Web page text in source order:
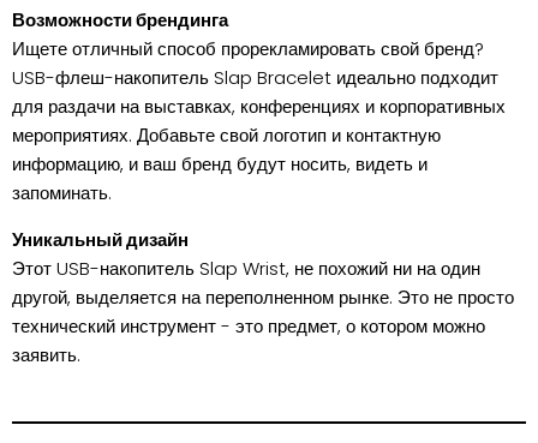
Возможности брендинга
Ищете отличный способ прорекламировать свой бренд?
USB-флеш-накопитель Slap Bracelet идеально подходит
для раздачи на выставках, конференциях и корпоративных
мероприятиях. Добавьте свой логотип и контактную
информацию, и ваш бренд будут носить, видеть и
запоминать.
Уникальный дизайн
Этот USB-накопитель Slap Wrist, не похожий ни на один
другой, выделяется на переполненном рынке. Это не просто
технический инструмент - это предмет, о котором можно
заявить.